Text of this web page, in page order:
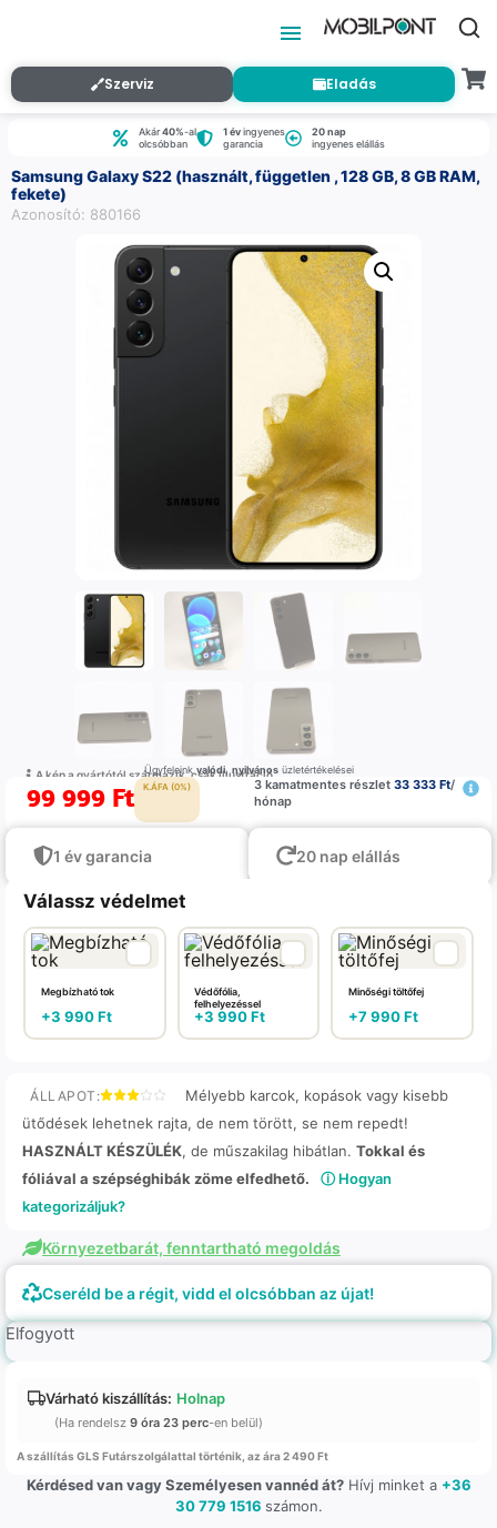
Szerviz Eladás
Akár40%-al
olcsóbban
1 évingyenes
garancia
20 nap
ingyenes elállás
Samsung Galaxy S22 (használt, független , 128 GB, 8 GB RAM,
fekete)
Azonosító: 880166
A kép a gyártótól származik, csak illustráció
Ügyfeleinkvalódi,nyilvánosüzletértékelései
99 999 Ft K.ÁFA (0%) 3 kamatmentes részlet 33 333 Ft/
hónap
1 év garancia 20 nap elállás
Válassz védelmet
Megbízható tok
+3 990Ft
Védőfólia,
felhelyezéssel
+3 990Ft
Minőségi töltőfej
+7 990Ft
ÁLLAPOT:
Mélyebb karcok, kopások vagy kisebb
ütődések lehetnek rajta, de nem törött, se nem repedt!
HASZNÁLT KÉSZÜLÉK, de műszakilag hibátlan. Tokkal és
fóliával a szépséghibák zöme elfedhető.
ⓘ Hogyan
kategorizáljuk?
Környezetbarát, fenntartható megoldás
Cseréld be a régit, vidd el olcsóbban az újat!
Elfogyott
Várható kiszállítás: Holnap
(Ha rendelsz 9 óra 23 perc-en belül)
A szállítás GLS Futárszolgálattal történik, az ára 2 490 Ft
Kérdésed van vagy Személyesen vannéd át?Hívj minket a +36
30 779 1516 számon.